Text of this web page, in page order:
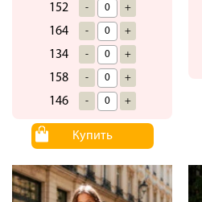
152 - +
164 - +
134 - +
158 - +
146 - +
Купить